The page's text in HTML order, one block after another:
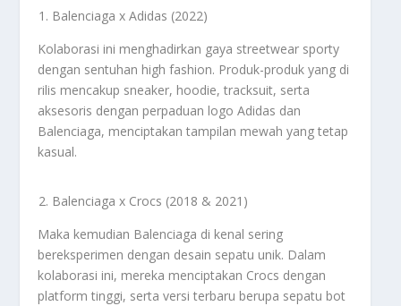
Balenciaga x Adidas (2022)
Kolaborasi ini menghadirkan gaya streetwear sporty
dengan sentuhan high fashion. Produk-produk yang di
rilis mencakup sneaker, hoodie, tracksuit, serta
aksesoris dengan perpaduan logo Adidas dan
Balenciaga, menciptakan tampilan mewah yang tetap
kasual.
Balenciaga x Crocs (2018 & 2021)
Maka kemudian Balenciaga di kenal sering
bereksperimen dengan desain sepatu unik. Dalam
kolaborasi ini, mereka menciptakan Crocs dengan
platform tinggi, serta versi terbaru berupa sepatu bot